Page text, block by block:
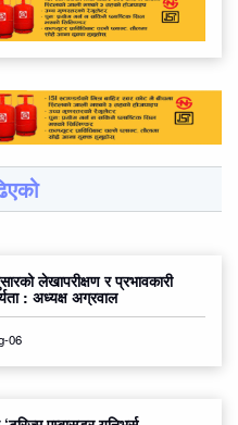
लेखापरीक्षण र प्रभावकारी
: अध्यक्ष अग्रवाल
06